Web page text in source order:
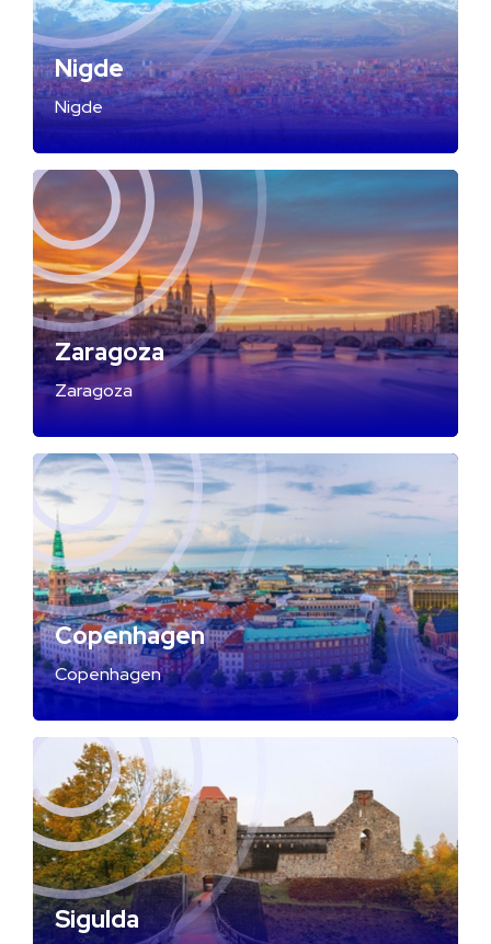
Nigde
Nigde
Zaragoza
Zaragoza
Copenhagen
Copenhagen
Sigulda